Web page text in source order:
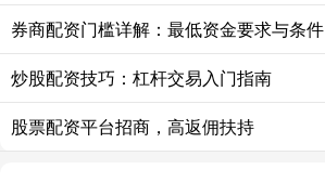
券商配资门槛详解：最低资金要求与条件
炒股配资技巧：杠杆交易入门指南
股票配资平台招商，高返佣扶持